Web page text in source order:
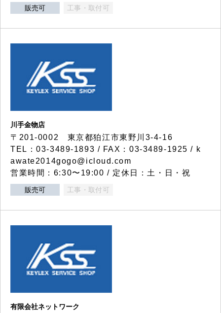
販売可 工事・取付可
川手金物店
〒201-0002 東京都狛江市東野川3-4-16
TEL：03-3489-1893 / FAX：03-3489-1925 / k
awate2014gogo@icloud.com
営業時間：6:30〜19:00 / 定休日：土・日・祝
販売可 工事・取付可
有限会社ネットワーク